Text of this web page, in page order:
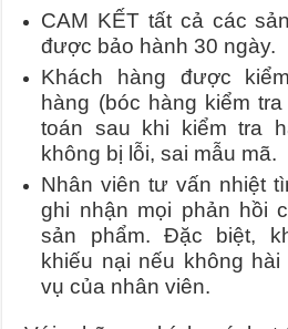
CAM KẾT tất cả các
được bảo hành 30 ngày.
Khách hàng được
hàng (bóc hàng kiểm
toán sau khi kiểm tra
không bị lỗi, sai mẫu mã.
Nhân viên tư vấn nhiệt
ghi nhận mọi phản hồi
sản phẩm. Đặc biệt,
khiếu nại nếu không
vụ của nhân viên.